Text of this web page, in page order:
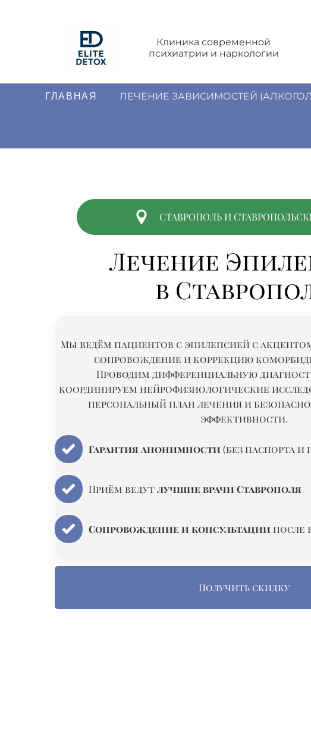
Клиника современной
психиатрии и наркологии
ГЛАВНАЯ ЛЕЧЕНИЕ ЗАВИСИМОСТЕЙ
СТАВРОПОЛЬ И
Лечение
в
Мы ведём пациентов с эпилепсией с
сопровождение и коррекцию
Проводим дифференциальную
координируем нейрофизиологические
персональный план лечения и
эффективности.
Гарантия анонимности (без паспорта и
Приём ведутлучшие врачи Ставрополя
Сопровождение и консультации после
Получить скидку